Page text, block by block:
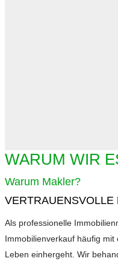
WARUM WIR
Warum Makler?
VERTRAUENSVOLLE
Als professionelle
Immobilienverkauf häufig
Leben einhergeht. Wir